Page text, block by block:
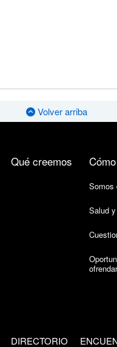
Volver arriba
Qué creemos
Somos
Salud
DIRECTORIO